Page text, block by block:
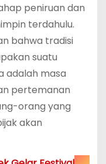
peniruan dan
terdahulu.
bahwa tradisi
suatu
adalah masa
pertemanan
orang yang
akan